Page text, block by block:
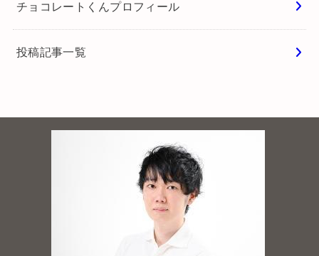
チョコレートくんプロフィール
投稿記事一覧